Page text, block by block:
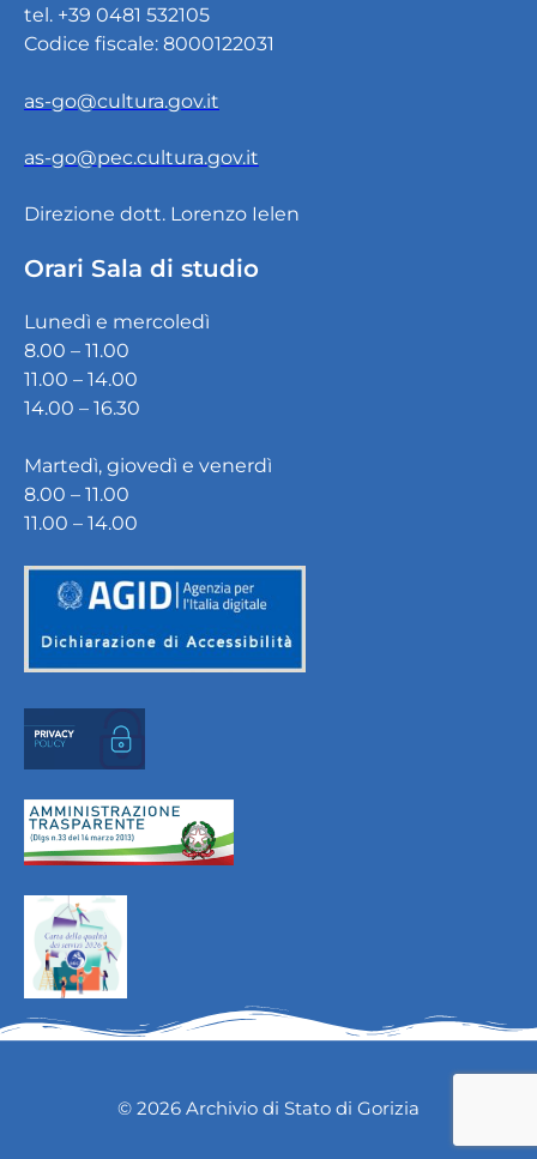
tel. +39 0481 532105
Codice fiscale: 8000122031
as-go@cultura.gov.it
as-go@pec.cultura.gov.it
Direzione dott. Lorenzo Ielen
Orari Sala di studio
Lunedì e mercoledì
8.00 – 11.00
11.00 – 14.00
14.00 – 16.30
Martedì, giovedì e venerdì
8.00 – 11.00
11.00 – 14.00
© 2026 Archivio di Stato di Gorizia